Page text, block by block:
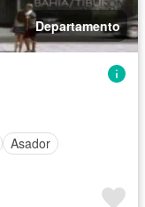
Departamento
Asador